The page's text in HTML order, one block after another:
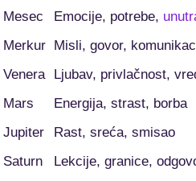
Mesec
Emocije, potrebe,
Merkur Misli, govor,
Venera
Ljubav, privlačnost,
Mars
Energija, strast, borba
Jupiter
Rast, sreća, smisao
Saturn
Lekcije, granice,